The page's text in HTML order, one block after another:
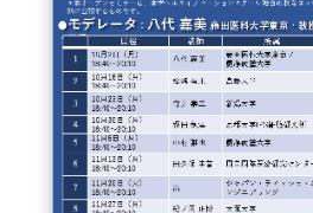
イベントお知らせメール登録